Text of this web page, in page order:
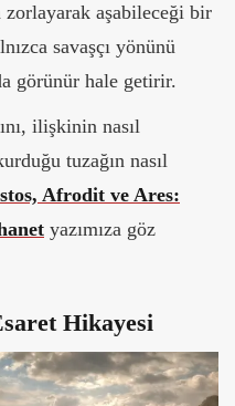
zorlayarak aşabileceği bir
savaşçı yönünü
görünür hale getirir.
ilişkinin nasıl
tuzağın nasıl
Afrodit ve Ares:
yazımıza göz
Hikayesi